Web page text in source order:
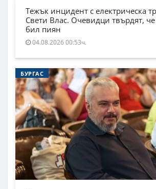
Тежък инцидент с електрическа
Свети Влас. Очевидци твърдят,
бил пиян
04.08.2026 00:53ч.
БУРГАС